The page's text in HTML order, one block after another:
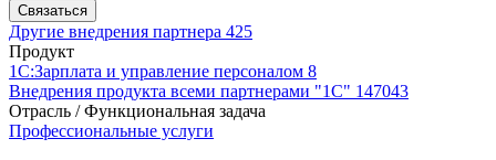
Связаться
Другие внедрения партнера 425
Продукт
1С:Зарплата и управление персоналом 8
Внедрения продукта всеми партнерами "1С" 147043
Отрасль / Функциональная задача
Профессиональные услуги